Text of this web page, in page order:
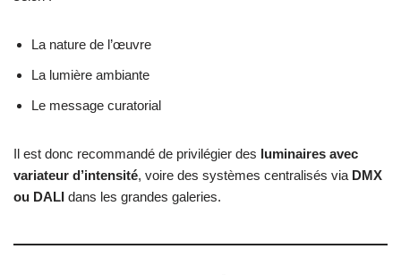
La nature de l’œuvre
La lumière ambiante
Le message curatorial
Il est donc recommandé de privilégier des luminaires avec
variateur d’intensité, voire des systèmes centralisés via DMX
ou DALI dans les grandes galeries.